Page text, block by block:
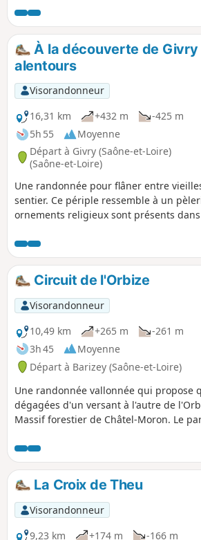
À la découverte de Givry
alentours
Visorandonneur
16,31 km
+432 m
-425 m
5h 55
Moyenne
Départ à Givry (Saône-et-Loire)
(Saône-et-Loire)
Une randonnée pour flâner entre
sentier. Ce périple ressemble à un
ornements religieux sont présents
Circuit de l'Orbize
Visorandonneur
10,49 km
+265 m
-261 m
3h 45
Moyenne
Départ à Barizey (Saône-et-Loire)
Une randonnée vallonnée qui propose
dégagées d'un versant à l'autre de
Massif forestier de Châtel-Moron. Le
présente pas de grosses difficultés tout
suffisamment ombragé pour
La Croix de Theu
Visorandonneur
9,23 km
+174 m -166 m